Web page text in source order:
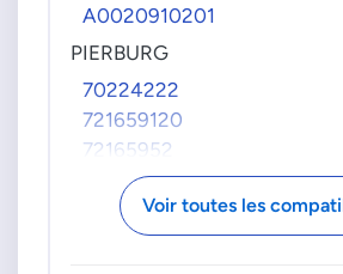
A0020910201
PIERBURG
70224222
721659120
72165952
721659520
72165960
721659600
Voir toutes les